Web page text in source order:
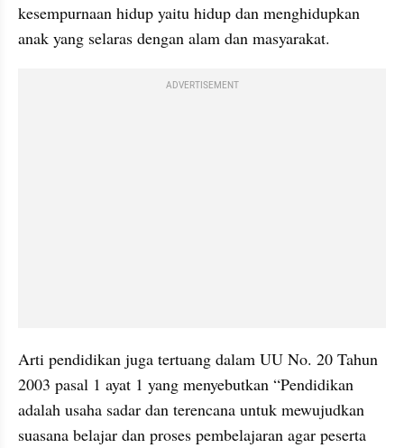
kesempurnaan hidup yaitu hidup dan menghidupkan
anak yang selaras dengan alam dan masyarakat.
ADVERTISEMENT
Arti pendidikan juga tertuang dalam UU No. 20 Tahun
2003 pasal 1 ayat 1 yang menyebutkan “Pendidikan
adalah usaha sadar dan terencana untuk mewujudkan
suasana belajar dan proses pembelajaran agar peserta